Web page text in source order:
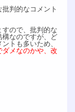
判的なコメント
ので、批判的な
なのですが、ど
トも多いため、
メなのかや、改